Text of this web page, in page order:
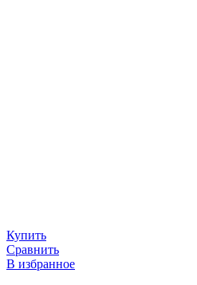
Купить
Сравнить
В избранное